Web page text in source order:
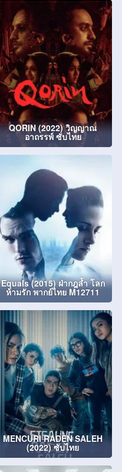
QORIN (2022) วิญญาณ
อาถรรพ์ ซับไทย
Equals (2015) ฝ่ากฎล้ำ โลก
ห้ามรัก พากย์ไทย M12711
MENCURI RADEN SALEH
(2022) ซับไทย